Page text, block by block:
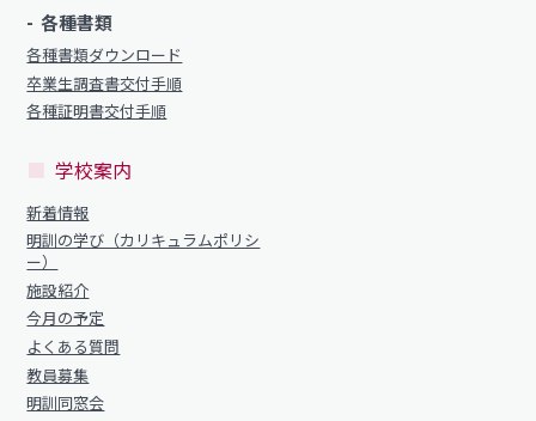
明訓チャンネル
プライバシーポリシー
よくある質問
教員募集
明訓同窓会
動画ライブラリー
MEIKUNサポート（ご支援のお願い）
明訓チャンネル
お問い合わせ
プライバシーポリシー
各種書類
各種書類ダウンロード
卒業生調査書交付手順
各種証明書交付手順
学校案内
新着情報
明訓の学び（カリキュラムポリシ
ー）
施設紹介
今月の予定
よくある質問
教員募集
明訓同窓会